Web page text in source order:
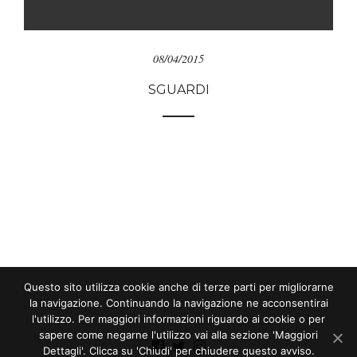
08/04/2015
SGUARDI
Questo sito utilizza cookie anche di terze parti per migliorarne
la navigazione. Continuando la navigazione ne acconsentirai
l'utilizzo. Per maggiori informazioni riguardo ai cookie o per
sapere come negarne l'utilizzo vai alla sezione 'Maggiori
Dettagli'. Clicca su 'Chiudi' per chiudere questo avviso.